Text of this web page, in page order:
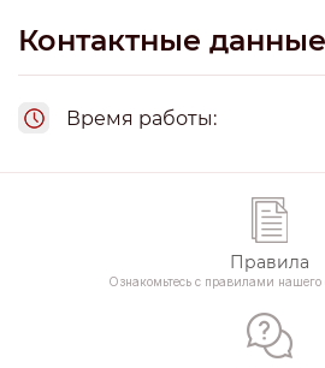
Контактные данные
Время работы:
Правила
Ознакомьтесь с правилами нашего